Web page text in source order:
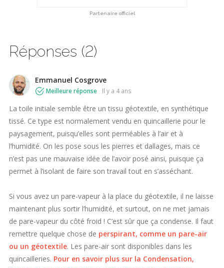
Partenaire officiel
Réponses (2)
Emmanuel Cosgrove
Meilleure réponse il y a 4 ans
La toile initiale semble être un tissu géotextile, en synthétique
tissé. Ce type est normalement vendu en quincaillerie pour le
paysagement, puisqu’elles sont perméables à l’air et à
l’humidité. On les pose sous les pierres et dallages, mais ce
n’est pas une mauvaise idée de l’avoir posé ainsi, puisque ça
permet à l’isolant de faire son travail tout en s’asséchant.
Si vous avez un pare-vapeur à la place du géotextile, il ne laisse
maintenant plus sortir l’humidité, et surtout, on ne met jamais
de pare-vapeur du côté froid ! C’est sûr que ça condense. Il faut
remettre quelque chose de perspirant, comme un pare-air
ou un géotextile. Les pare-air sont disponibles dans les
quincailleries. Pour en savoir plus sur la Condensation,